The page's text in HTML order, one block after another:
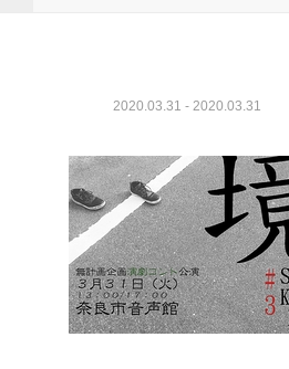
2020.03.31 - 2020.03.31